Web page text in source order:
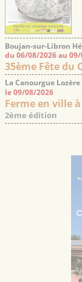
Boujan-sur-Libron
du 06/08/2026 au
35ème Fête du
La Canourgue Lozère
le 09/08/2026
Ferme en ville
2ème édition